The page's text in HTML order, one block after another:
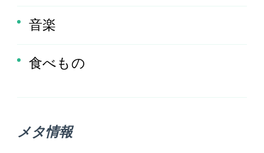
音楽
食べもの
メタ情報